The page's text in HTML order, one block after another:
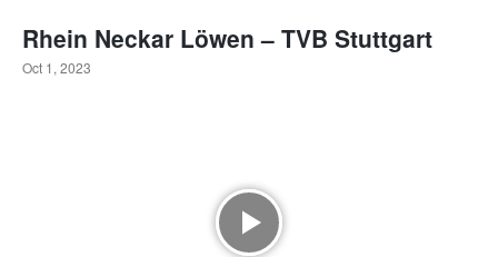
Rhein Neckar Löwen – TVB Stuttgart
Oct 1, 2023